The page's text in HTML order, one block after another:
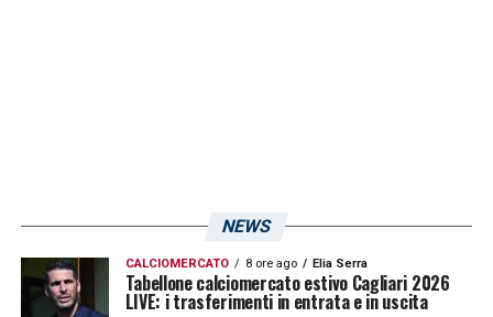
NEWS
CALCIOMERCATO 8 ore ago Elia Serra
Tabellone calciomercato estivo Cagliari 2026
LIVE: i trasferimenti in entrata e in uscita